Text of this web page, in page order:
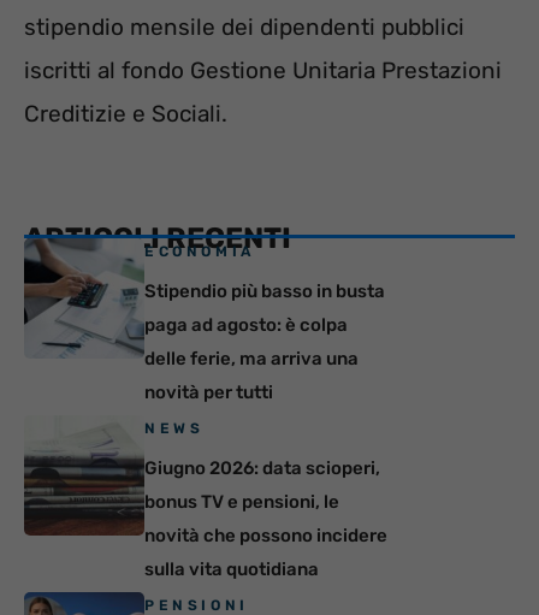
stipendio mensile dei dipendenti pubblici
iscritti al fondo Gestione Unitaria Prestazioni
Creditizie e Sociali.
ARTICOLI RECENTI
ECONOMIA
Stipendio più basso in busta
paga ad agosto: è colpa
delle ferie, ma arriva una
novità per tutti
NEWS
Giugno 2026: data scioperi,
bonus TV e pensioni, le
novità che possono incidere
sulla vita quotidiana
PENSIONI